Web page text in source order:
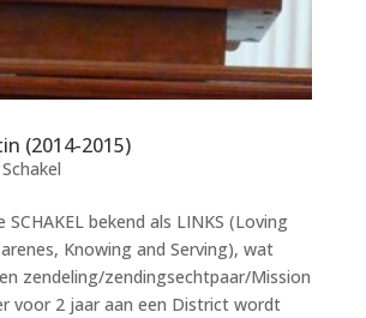
(2014-2015)
Schakel
SCHAKEL bekend als LINKS (Loving
Knowing and Serving), wat
zendeling/zendingsechtpaar/Mission
voor 2 jaar aan een District wordt